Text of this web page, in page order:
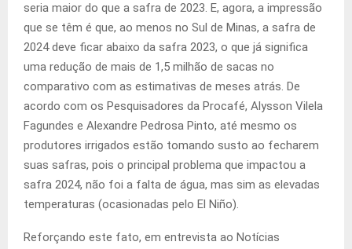
seria maior do que a safra de 2023. E, agora, a impressão
que se têm é que, ao menos no Sul de Minas, a safra de
2024 deve ficar abaixo da safra 2023, o que já significa
uma redução de mais de 1,5 milhão de sacas no
comparativo com as estimativas de meses atrás. De
acordo com os Pesquisadores da Procafé, Alysson Vilela
Fagundes e Alexandre Pedrosa Pinto, até mesmo os
produtores irrigados estão tomando susto ao fecharem
suas safras, pois o principal problema que impactou a
safra 2024, não foi a falta de água, mas sim as elevadas
temperaturas (ocasionadas pelo El Niño).
Reforçando este fato, em entrevista ao Notícias